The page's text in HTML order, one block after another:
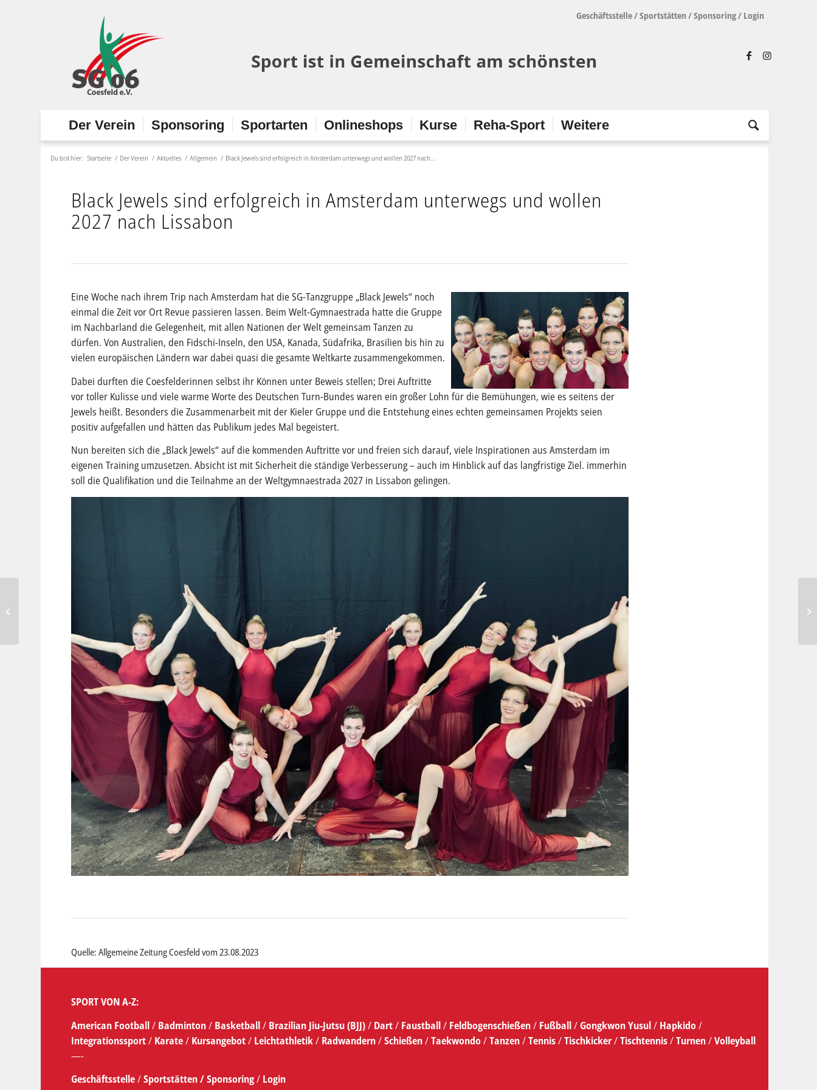
Geschäftsstelle/Sportstätten /Sponsoring/ Login
Der Verein Sponsoring Sportarten Onlineshops Kurse Reha-Sport Weitere
Du bist hier: Startseite / Der Verein / Aktuelles / Allgemein / Black Jewels sind erfolgreich in Amsterdam unterwegs und wollen 2027 nach...
Black Jewels sind erfolgreich in Amsterdam unterwegs und wollen
2027 nach Lissabon
Eine Woche nach ihrem Trip nach Amsterdam hat die SG-Tanzgruppe „Black Jewels“ noch
einmal die Zeit vor Ort Revue passieren lassen. Beim Welt-Gymnaestrada hatte die Gruppe
im Nachbarland die Gelegenheit, mit allen Nationen der Welt gemeinsam Tanzen zu
dürfen. Von Australien, den Fidschi-Inseln, den USA, Kanada, Südafrika, Brasilien bis hin zu
vielen europäischen Ländern war dabei quasi die gesamte Weltkarte zusammengekommen.
Dabei durften die Coesfelderinnen selbst ihr Können unter Beweis stellen; Drei Auftritte
vor toller Kulisse und viele warme Worte des Deutschen Turn-Bundes waren ein großer Lohn für die Bemühungen, wie es seitens der
Jewels heißt. Besonders die Zusammenarbeit mit der Kieler Gruppe und die Entstehung eines echten gemeinsamen Projekts seien
positiv aufgefallen und hätten das Publikum jedes Mal begeistert.
Nun bereiten sich die „Black Jewels“ auf die kommenden Auftritte vor und freien sich darauf, viele Inspirationen aus Amsterdam im
eigenen Training umzusetzen. Absicht ist mit Sicherheit die ständige Verbesserung – auch im Hinblick auf das langfristige Ziel. immerhin
soll die Qualifikation und die Teilnahme an der Weltgymnaestrada 2027 in Lissabon gelingen.
Quelle: Allgemeine Zeitung Coesfeld vom 23.08.2023
SPORT VON A-Z:
American Football/ Badminton/ Basketball/ Brazilian Jiu-Jutsu (BJJ)/ Dart/ Faustball/ Feldbogenschießen/ Fußball/Gongkwon Yusul/ Hapkido/
Integrationssport/ Karate/ Kursangebot/ Leichtathletik/ Radwandern/Schießen/Taekwondo/Tanzen/Tennis/Tischkicker/Tischtennis/Turnen/Volleyball
—-
Geschäftsstelle/Sportstätten /Sponsoring/ Login